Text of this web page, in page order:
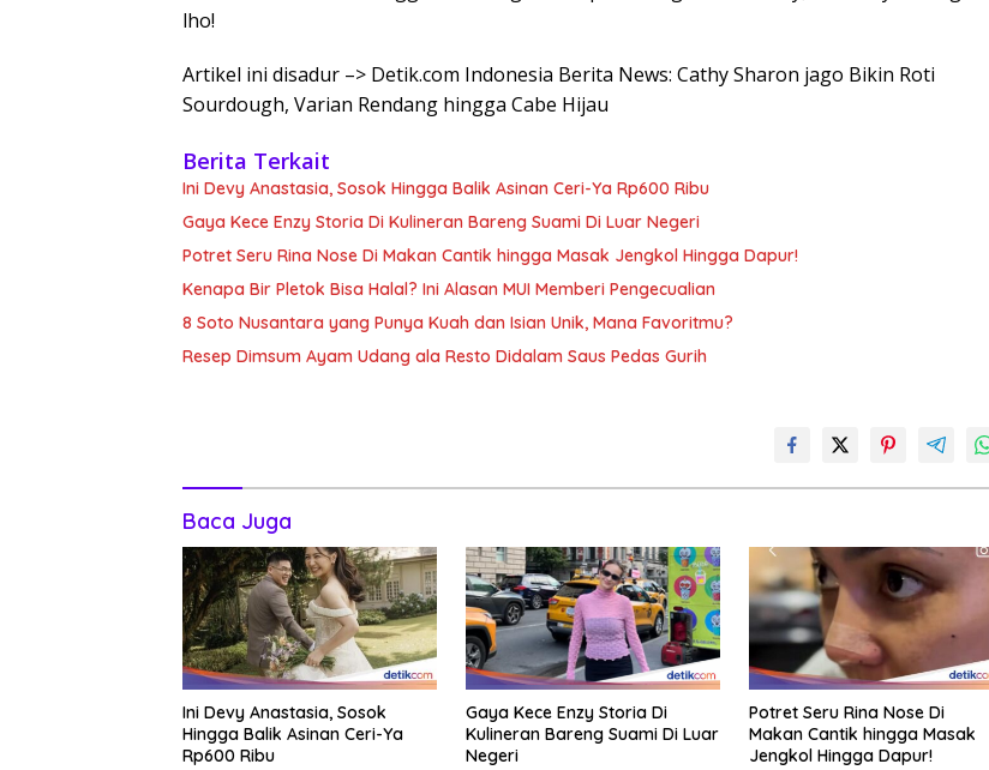
lho!
Artikel ini disadur –> Detik.com Indonesia Berita News: Cathy Sharon jago Bikin Roti
Sourdough, Varian Rendang hingga Cabe Hijau
Berita Terkait
Ini Devy Anastasia, Sosok Hingga Balik Asinan Ceri-Ya Rp600 Ribu
Gaya Kece Enzy Storia Di Kulineran Bareng Suami Di Luar Negeri
Potret Seru Rina Nose Di Makan Cantik hingga Masak Jengkol Hingga Dapur!
Kenapa Bir Pletok Bisa Halal? Ini Alasan MUI Memberi Pengecualian
8 Soto Nusantara yang Punya Kuah dan Isian Unik, Mana Favoritmu?
Resep Dimsum Ayam Udang ala Resto Didalam Saus Pedas Gurih
Baca Juga
Ini Devy Anastasia, Sosok
Hingga Balik Asinan Ceri-Ya
Rp600 Ribu
Gaya Kece Enzy Storia Di
Kulineran Bareng Suami Di Luar
Negeri
Potret Seru Rina Nose Di
Makan Cantik hingga Masak
Jengkol Hingga Dapur!